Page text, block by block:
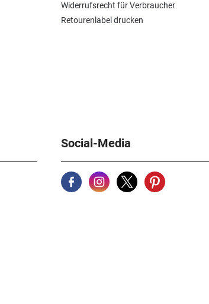
Widerrufsrecht für Verbraucher
Retourenlabel drucken
Social-Media